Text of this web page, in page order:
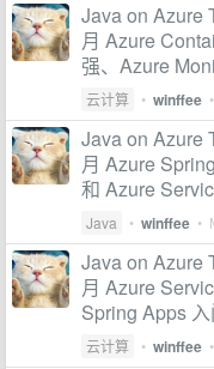
Java on Azure
月 Azure
强、Azure
云计算 • winffee •
Java on Azure
月 Azure
和 Azure
Java • winffee •
Java on Azure
月 Azure
Spring Apps
云计算 • winffee •